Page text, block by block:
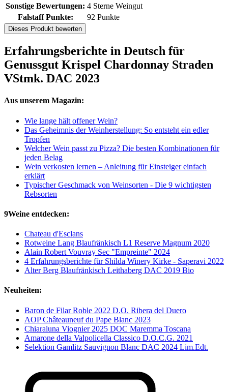
Sonstige Bewertungen: 4 Sterne Weingut
Falstaff Punkte:
92 Punkte
Dieses Produkt bewerten
Erfahrungsberichte in Deutsch für
Genussgut Krispel Chardonnay Straden
VStmk. DAC 2023
Aus unserem Magazin:
Wie lange hält offener Wein?
Das Geheimnis der Weinherstellung: So entsteht ein edler
Tropfen
Welcher Wein passt zu Pizza? Die besten Kombinationen für
jeden Belag
Wein verkosten lernen – Anleitung für Einsteiger einfach
erklärt
Typischer Geschmack von Weinsorten - Die 9 wichtigsten
Rebsorten
9Weine entdecken:
Chateau d'Esclans
Rotweine Lang Blaufränkisch L1 Reserve Magnum 2020
Alain Robert Vouvray Sec "Empreinte" 2024
4 Erfahrungsberichte für Shilda Winery Kirke - Saperavi 2022
Alter Berg Blaufränkisch Leithaberg DAC 2019 Bio
Neuheiten:
Baron de Filar Roble 2022 D.O. Ribera del Duero
AOP Châteauneuf du Pape Blanc 2023
Chiaraluna Viognier 2025 DOC Maremma Toscana
Amarone della Valpolicella Classico D.O.C.G. 2021
Selektion Gamlitz Sauvignon Blanc DAC 2024 Lim.Edt.